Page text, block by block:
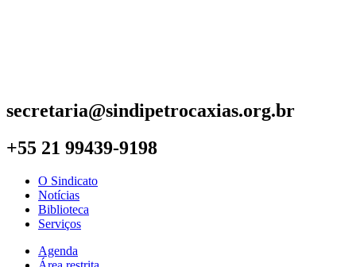
secretaria@sindipetrocaxias.org.br
+55 21 99439-9198
O Sindicato
Notícias
Biblioteca
Serviços
Agenda